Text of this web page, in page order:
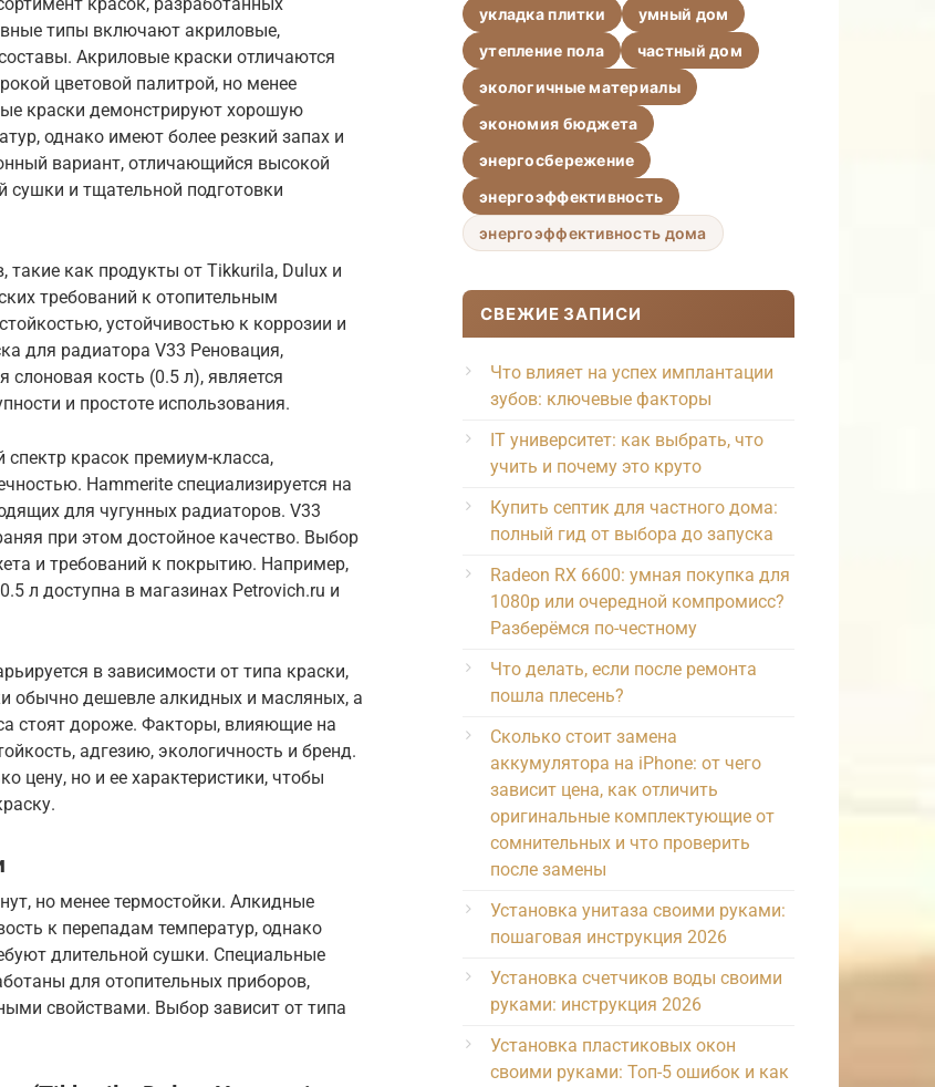
типы включают акриловые,
Акриловые краски отличаются
цветовой палитрой, но менее
краски демонстрируют хорошую
однако имеют более резкий запах и
вариант, отличающийся высокой
сушки и тщательной подготовки
как продукты от Tikkurila, Dulux и
требований к отопительным
устойчивостью к коррозии и
для радиатора V33 Реновация,
кость (0.5 л), является
и простоте использования.
красок премиум-класса,
Hammerite специализируется на
для чугунных радиаторов. V33
при этом достойное качество. Выбор
и требований к покрытию. Например,
л доступна в магазинах Petrovich.ru и
в зависимости от типа краски,
обычно дешевле алкидных и масляных, а
стоят дороже. Факторы, влияющие на
адгезию, экологичность и бренд.
цену, но и ее характеристики, чтобы
но менее термостойки. Алкидные
к перепадам температур, однако
длительной сушки. Специальные
для отопительных приборов,
свойствами. Выбор зависит от типа
укладка плитки
умный дом
утепление пола
частный дом
экологичные материалы
экономия бюджета
энергосбережение
энергоэффективность
энергоэффективность дома
СВЕЖИЕ ЗАПИСИ
Что влияет на успех имплантации
зубов: ключевые факторы
IT университет: как выбрать, что
учить и почему это круто
Купить септик для частного дома:
полный гид от выбора до запуска
Radeon RX 6600: умная покупка для
1080p или очередной компромисс?
Разберёмся по-честному
Что делать, если после ремонта
пошла плесень?
Сколько стоит замена
аккумулятора на iPhone: от чего
зависит цена, как отличить
оригинальные комплектующие от
сомнительных и что проверить
после замены
Установка унитаза своими руками:
пошаговая инструкция 2026
Установка счетчиков воды своими
руками: инструкция 2026
Установка пластиковых окон
своими руками: Топ-5 ошибок и как